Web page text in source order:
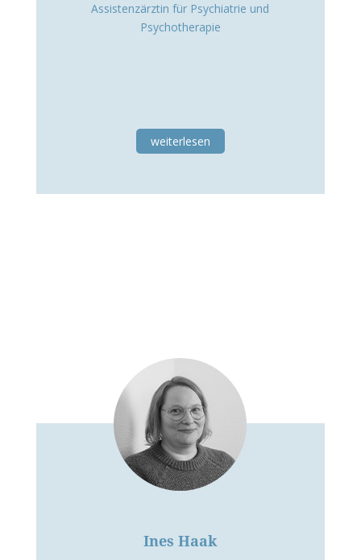
Assistenzärztin für Psychiatrie und
Psychotherapie
weiterlesen
Ines Haak